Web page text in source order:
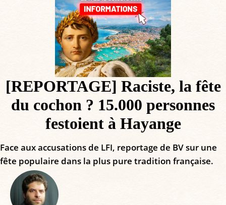
[REPORTAGE] Raciste, la fête
du cochon ? 15.000 personnes
festoient à Hayange
Face aux accusations de LFI, reportage de BV sur une
fête populaire dans la plus pure tradition française.